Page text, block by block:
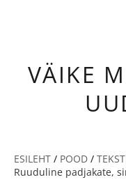
VÄIKE
ESILEHT / POOD /
Ruuduline padjakate,